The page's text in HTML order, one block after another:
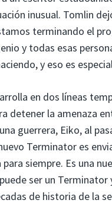
inusual. Tomlin
terminando el
y todas esas
y eso es
en dos líneas
detener la amenaza
guerrera, Eiko, al
Terminator es
siempre. Es una
ser un
de historia de la